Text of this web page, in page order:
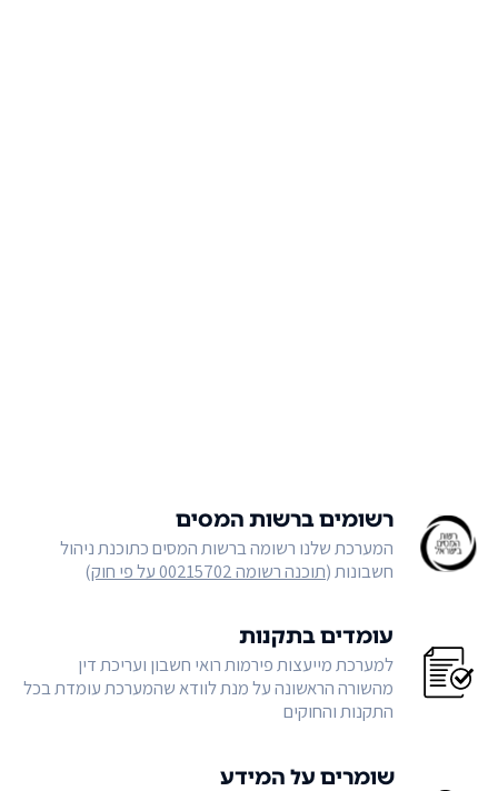
רשומים ברשות המסים
המערכת שלנו רשומה ברשות המסים כתוכנת ניהול
חשבונות (תוכנה רשומה 00215702 על פי חוק )
עומדים בתקנות
למערכת מייעצות פירמות רואי חשבון ועריכת דין
מהשורה הראשונה על מנת לוודא שהמערכת עומדת בכל
התקנות והחוקים
שומרים על המידע